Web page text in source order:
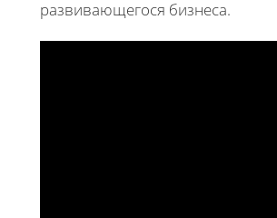
развивающегося бизнеса.